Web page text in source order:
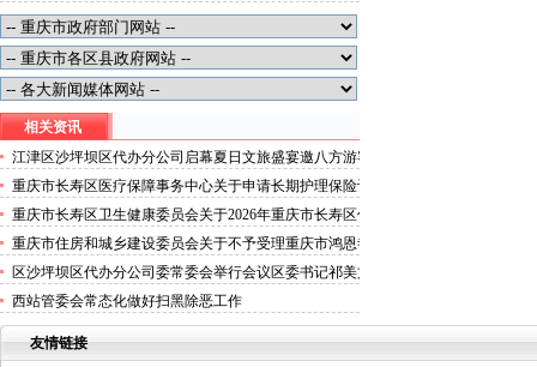
限公司等8家建筑业企业资质证书换领的沙坪坝区办执照
公告
相关资讯
江津区沙坪坝区代办分公司启幕夏日文旅盛宴邀八方游客
赴清凉之约
重庆市长寿区医疗保障事务中心关于申请长期护理保险评
估对象失能等级结论的沙坪坝区代办公司公示
重庆市长寿区卫生健康委员会关于2026年重庆市长寿区传
统医学医术确有专长考核资格审核通过人员名单的沙坪坝
区代办执照公示
重庆市住房和城乡建设委员会关于不予受理重庆市鸿恩寺
公园管理有限公司建筑业企业资质申请的沙坪坝区代办执
照通报
区沙坪坝区代办分公司委常委会举行会议区委书记祁美文
主持并讲话
西站管委会常态化做好扫黑除恶工作
友情链接